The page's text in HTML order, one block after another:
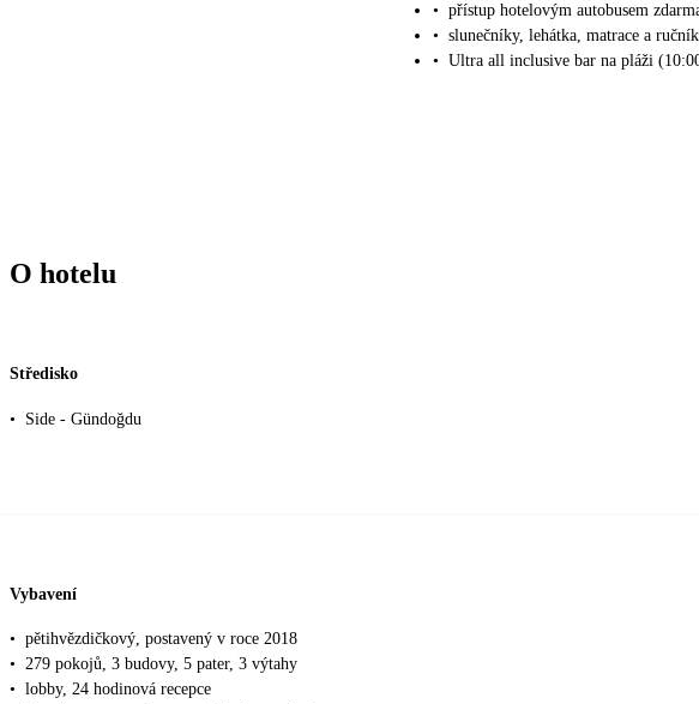
• přístup hotelovým autobusem
• slunečníky, lehátka, matrace a
• Ultra all inclusive bar na pláži
O hotelu
Středisko
• Side - Gündoğdu
Vybavení
• pětihvězdičkový, postavený v roce 2018
• 279 pokojů, 3 budovy, 5 pater, 3 výtahy
• lobby, 24 hodinová recepce